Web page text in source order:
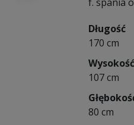
Długość
170 cm
Wysokość
107 cm
80 cm